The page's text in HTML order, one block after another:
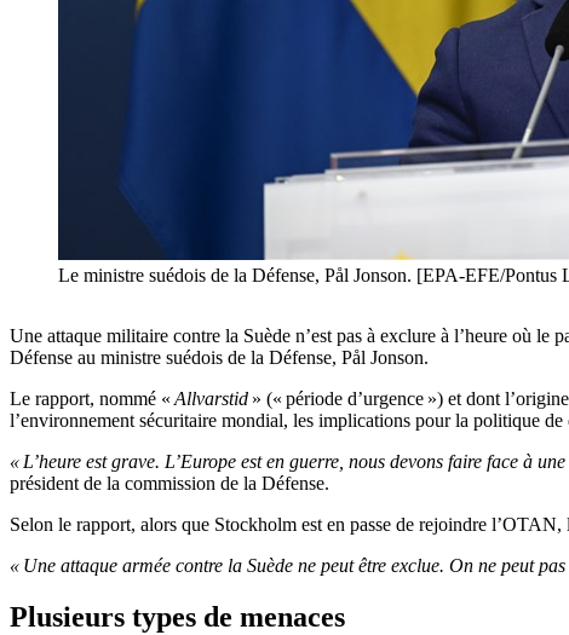
Le ministre suédois de la Défense, Pål Jonson. [EPA-EFE/
Une attaque militaire contre la Suède n’est pas à exclure à l’heure où
Défense au ministre suédois de la Défense, Pål Jonson.
Le rapport, nommé « Allvarstid » (« période d’urgence ») et dont
l’environnement sécuritaire mondial, les implications pour la politique
« L’heure est grave. L’Europe est en guerre, nous devons faire face à
président de la commission de la Défense.
Selon le rapport, alors que Stockholm est en passe de rejoindre
« Une attaque armée contre la Suède ne peut être exclue. On ne peut
Plusieurs types de menaces